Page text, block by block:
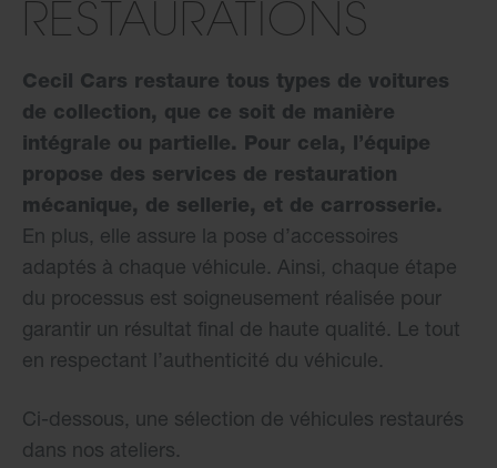
RESTAURATIONS
Cecil Cars restaure tous types de voitures
de collection, que ce soit de manière
intégrale ou partielle. Pour cela, l’équipe
propose des services de restauration
mécanique, de sellerie, et de carrosserie.
En plus, elle assure la pose d’accessoires
adaptés à chaque véhicule. Ainsi, chaque étape
du processus est soigneusement réalisée pour
garantir un résultat final de haute qualité. Le tout
en respectant l’authenticité du véhicule.
Ci-dessous, une sélection de véhicules restaurés
dans nos ateliers.